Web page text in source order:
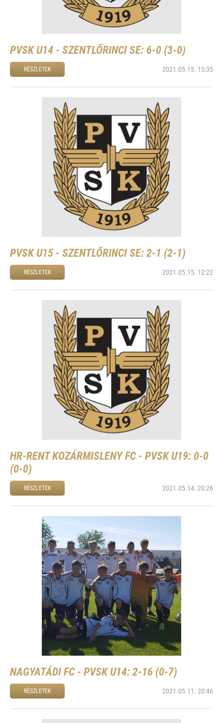
PVSK U14 - SZENTLŐRINCI SE: 6-0 (3-0)
RÉSZLETEK 2021.05.15. 15:35
PVSK U15 - SZENTLŐRINCI SE: 2-1 (2-1)
RÉSZLETEK 2021.05.15. 12:22
HR-RENT KOZÁRMISLENY FC - PVSK U19: 0-0
(0-0)
RÉSZLETEK 2021.05.14. 20:26
NAGYATÁDI FC - PVSK U14: 2-16 (0-7)
RÉSZLETEK 2021.05.11. 20:46